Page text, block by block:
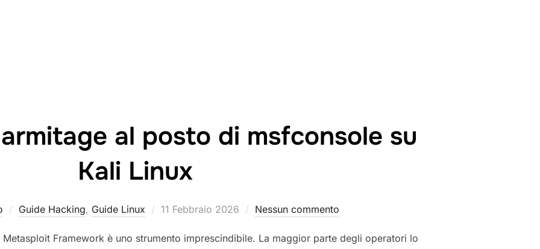
al posto di msfconsole su
Kali Linux
Guide Hacking, Guide Linux
Pubblicato
11 Febbraio 2026 Nessun commento
Framework è uno strumento imprescindibile. La maggior parte degli operatori lo